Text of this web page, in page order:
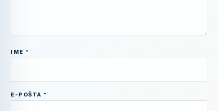
IME *
E-POŠTA *